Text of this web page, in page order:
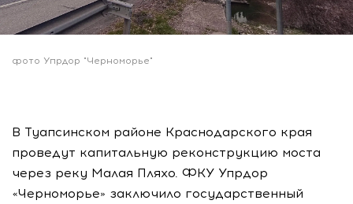
фото Упрдор "Черноморье"
В Туапсинском районе Краснодарского края
проведут капитальную реконструкцию моста
через реку Малая Пляхо. ФКУ Упрдор
«Черноморье» заключило государственный